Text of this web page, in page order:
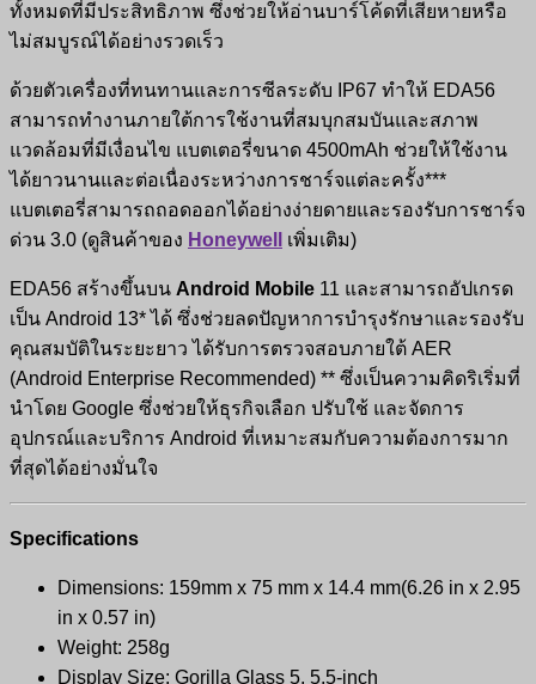
ทั้งหมดที่มีประสิทธิภาพ ซึ่งช่วยให้อ่านบาร์โค้ดที่เสียหายหรือ
ไม่สมบูรณ์ได้อย่างรวดเร็ว
ด้วยตัวเครื่องที่ทนทานและการซีลระดับ IP67 ทำให้ EDA56
สามารถทำงานภายใต้การใช้งานที่สมบุกสมบันและสภาพ
แวดล้อมที่มีเงื่อนไข แบตเตอรี่ขนาด 4500mAh ช่วยให้ใช้งาน
ได้ยาวนานและต่อเนื่องระหว่างการชาร์จแต่ละครั้ง***
แบตเตอรี่สามารถถอดออกได้อย่างง่ายดายและรองรับการชาร์จ
ด่วน 3.0 (ดูสินค้าของ Honeywell เพิ่มเติม)
EDA56 สร้างขึ้นบน Android Mobile 11 และสามารถอัปเกรด
เป็น Android 13* ได้ ซึ่งช่วยลดปัญหาการบำรุงรักษาและรองรับ
คุณสมบัติในระยะยาว ได้รับการตรวจสอบภายใต้ AER
(Android Enterprise Recommended) ** ซึ่งเป็นความคิดริเริ่มที่
นำโดย Google ซึ่งช่วยให้ธุรกิจเลือก ปรับใช้ และจัดการ
อุปกรณ์และบริการ Android ที่เหมาะสมกับความต้องการมาก
ที่สุดได้อย่างมั่นใจ
Specifications
Dimensions: 159mm x 75 mm x 14.4 mm(6.26 in x 2.95
in x 0.57 in)
Weight: 258g
Display Size: Gorilla Glass 5, 5.5-inch